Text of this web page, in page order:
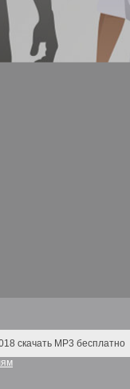
скачать MP3 бесплатно